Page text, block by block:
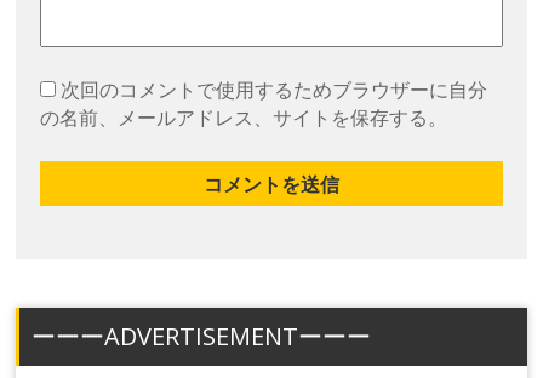
次回のコメントで使用するためブラウザーに自分
の名前、メールアドレス、サイトを保存する。
ーーーADVERTISEMENTーーー